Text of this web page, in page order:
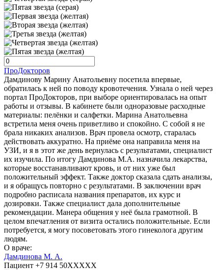
ПроДокторов
Дамдинову Марину Анатольевну посетила впервые,
обратилась к ней по поводу кровотечения. Узнала о ней через
портал ПроДокторов, при выборе ориентировалась на опыт
работы и отзывы. В кабинете были одноразовые расходные
материалы: пелёнки и салфетки. Марина Анатольевна
встретила меня очень приветливо и спокойно. С собой я не
брала никаких анализов. Врач провела осмотр, старалась
действовать аккуратно. На приёме она направила меня на
УЗИ, и я в этот же день вернулась с результатами, специалист
их изучила. По итогу Дамдинова М.А. назначила лекарства,
которые восстанавливают кровь, и от них уже был
положительный эффект. Также доктор сказала сдать анализы,
и я обращусь повторно с результатами. В заключении врач
подробно расписала названия препаратов, их курс и
дозировки. Также специалист дала дополнительные
рекомендации. Манера общения у неё была грамотной. В
целом впечатления от визита остались положительные. Если
потребуется, я могу посоветовать этого гинеколога другим
людям.
О враче:
Дамдинова М. А.
Пациент +7 914 50XXXXX